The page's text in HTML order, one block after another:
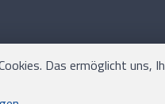
Das ermöglicht uns,